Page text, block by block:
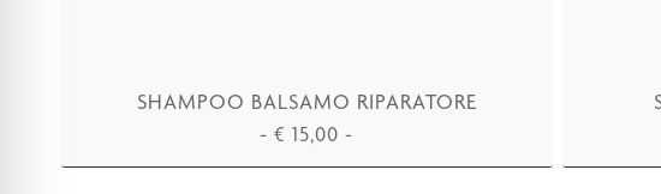
SHAMPOO BALSAMO RIPARATORE
-€ 15,00 -